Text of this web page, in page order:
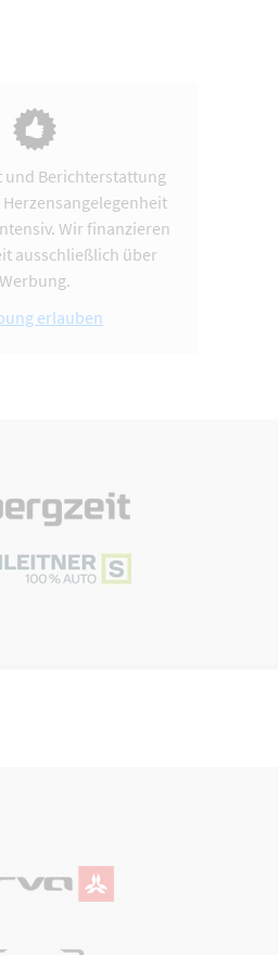
und Berichterstattung
Wir finanzieren
ausschließlich über
Werbung.
erlauben